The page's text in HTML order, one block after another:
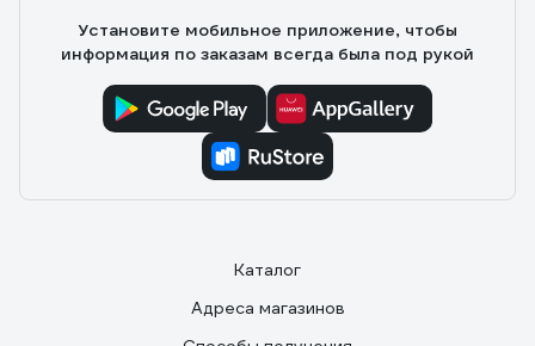
Установите мобильное приложение, чтобы
информация по заказам всегда была под рукой
Каталог
Адреса магазинов